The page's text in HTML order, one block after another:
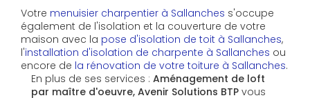
Votre menuisier charpentier à Sallanches s'occupe
également de l'isolation et la couverture de votre
maison avec la pose d'isolation de toit à Sallanches,
l'installation d'isolation de charpente à Sallanches ou
encore de la rénovation de votre toiture à Sallanches.
En plus de ses services : Aménagement de loft
par maître d'oeuvre, Avenir Solutions BTP vous